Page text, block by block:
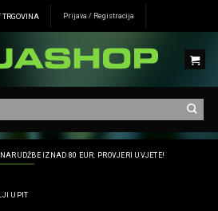
Prijava / Registracija
IZNAD 80 EUR. PROVJERI UVJETE!
UPIT